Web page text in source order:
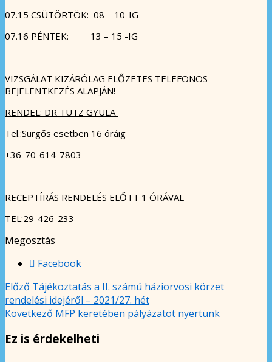
07.15 CSÜTÖRTÖK: 08 – 10-IG
07.16 PÉNTEK: 13 – 15 -IG
VIZSGÁLAT KIZÁRÓLAG ELŐZETES TELEFONOS
BEJELENTKEZÉS ALAPJÁN!
RENDEL: DR TUTZ GYULA
Tel.:Sürgős esetben 16 óráig
+36-70-614-7803
RECEPTÍRÁS RENDELÉS ELŐTT 1 ÓRÁVAL
TEL:29-426-233
Megosztás
Facebook
Előző Tájékoztatás a II. számú háziorvosi körzet
rendelési idejéről – 2021/27. hét
Következő MFP keretében pályázatot nyertünk
Ez is érdekelheti